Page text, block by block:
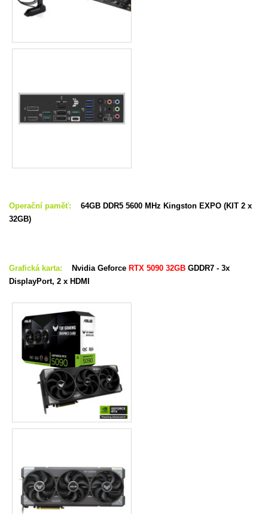
Operační paměť: 64GB DDR5 5600 MHz Kingston EXPO (KIT 2 x
32GB)
Grafická karta: Nvidia Geforce RTX 5090 32GB GDDR7 - 3x
DisplayPort, 2 x HDMI